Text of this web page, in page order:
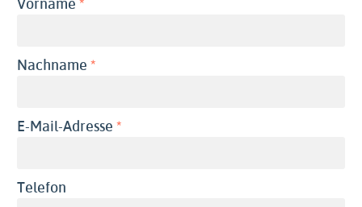
Nachname(erforderlich)
E-Mail-Adresse(erforderlich)
Telefon